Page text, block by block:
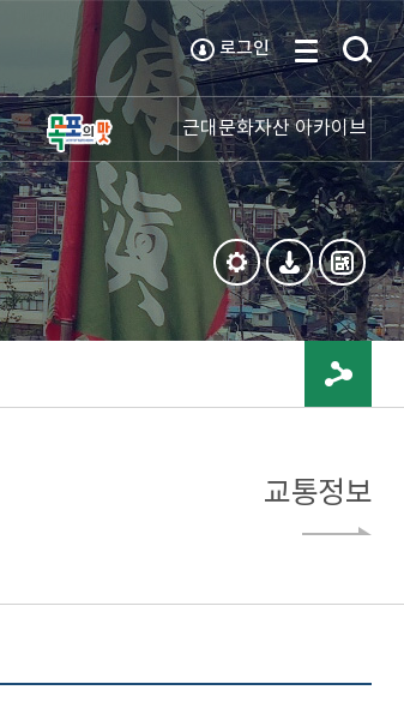
로그인
근대문화자산 아카이브
교통정보